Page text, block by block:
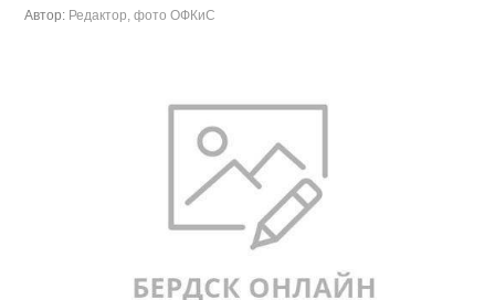
Автор: Редактор, фото ОФКиС